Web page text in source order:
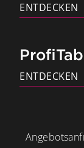
ENTDECKEN
ENTDECKEN